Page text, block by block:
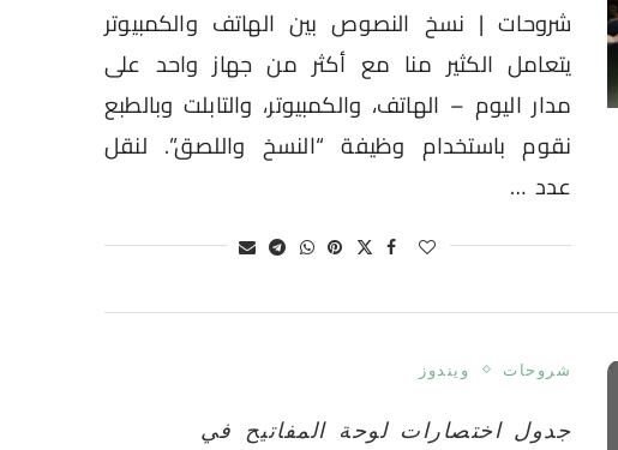
شروحات | نسخ النصوص بين الهاتف والكمبيوتر
يتعامل الكثير منا مع أكثر من جهاز واحد على
مدار اليوم – الهاتف، والكمبيوتر، والتابلت وبالطبع
نقوم باستخدام وظيفة “النسخ واللصق”. لنقل
عدد …
شروحات ويندوز
جدول اختصارات لوحة المفاتيح في